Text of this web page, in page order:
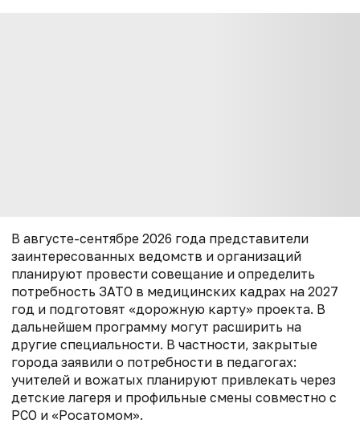
В августе-сентябре 2026 года представители
заинтересованных ведомств и организаций
планируют провести совещание и определить
потребность ЗАТО в медицинских кадрах на 2027
год и подготовят «дорожную карту» проекта. В
дальнейшем программу могут расширить на
другие специальности. В частности, закрытые
города заявили о потребности в педагогах:
учителей и вожатых планируют привлекать через
детские лагеря и профильные смены совместно с
РСО и «Росатомом».